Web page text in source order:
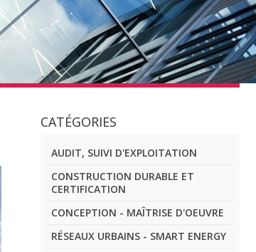
CATÉGORIES
AUDIT, SUIVI D'EXPLOITATION
CONSTRUCTION DURABLE ET
CERTIFICATION
CONCEPTION - MAÎTRISE D'OEUVRE
RÉSEAUX URBAINS - SMART ENERGY